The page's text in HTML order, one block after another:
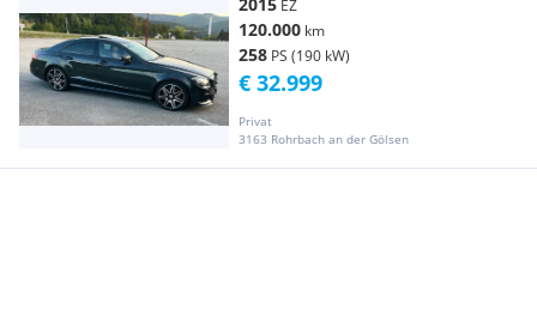
EZ
120.000 km
258 PS (190 kW)
Privat
3163 Rohrbach an der Gölsen
€ 32.999